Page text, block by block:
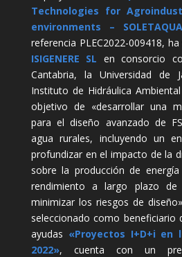
Technologies for
environments –
referencia PLEC2022-009418,
ISIGENERE SL en consorcio
Cantabria, la Universidad de
Instituto de Hidráulica
objetivo de «desarrollar una
para el diseño avanzado de
agua rurales, incluyendo un
profundizar en el impacto de la
sobre la producción de
rendimiento a largo plazo de
minimizar los riesgos de
seleccionado como beneficiario
ayudas «Proyectos I+D+i en
2022», cuenta con un